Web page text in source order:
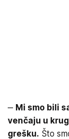
‒ Mi smo bili
venčaju u
grešku. Što